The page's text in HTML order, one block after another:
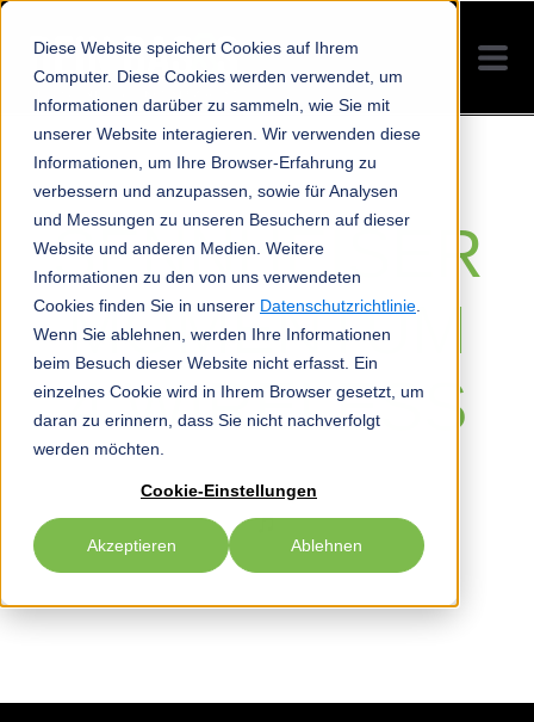
Diese Website speichert Cookies auf Ihrem
Computer. Diese Cookies werden verwendet, um
Informationen darüber zu sammeln, wie Sie mit
unserer Website interagieren. Wir verwenden diese
Informationen, um Ihre Browser-Erfahrung zu
verbessern und anzupassen, sowie für Analysen
und Messungen zu unseren Besuchern auf dieser
Website und anderen Medien. Weitere
Informationen zu den von uns verwendeten
Cookies finden Sie in unserer Datenschutzrichtlinie
Wenn Sie ablehnen, werden Ihre Informationen
beim Besuch dieser Website nicht erfasst. Ein
einzelnes Cookie wird in Ihrem Browser gesetzt, um
daran zu erinnern, dass Sie nicht nachverfolgt
werden möchten.
Cookie-Einstellungen
Akzeptieren Ablehnen
SENNHEISER
MOMENTUM
4 WIRELESS